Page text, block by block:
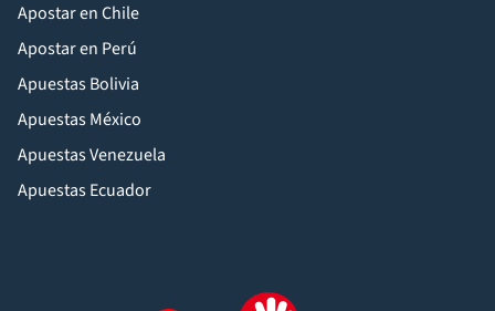
Apostar en Chile
Apostar en Perú
Apuestas Bolivia
Apuestas México
Apuestas Venezuela
Apuestas Ecuador